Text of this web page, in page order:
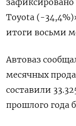
Toyota (-
итоги восьми
Автоваз
месячных
составили
прошлого года